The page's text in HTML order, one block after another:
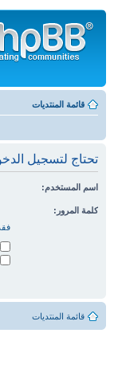
المحتويات
قائمة المنتديات
تحتاج لتسجيل
اسم المستخدم:
كلمة المرور:
قائمة المنتديات